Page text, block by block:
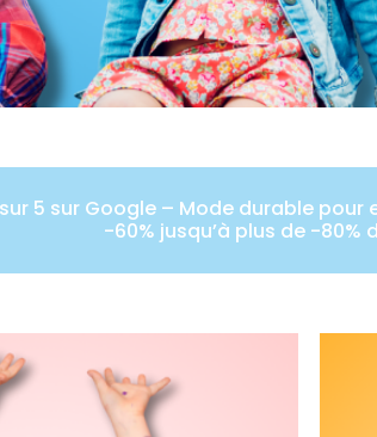
5 sur Google – Mode durable
-60% jusqu’à plus de -80%